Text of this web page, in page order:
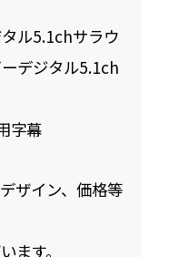
ル5.1chサラウ
デジタル5.1ch
字幕
ザイン、価格等
ます。